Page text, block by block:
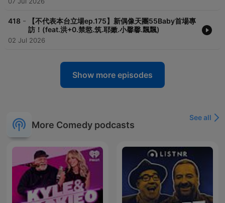
418 -
【不代表本台立場ep.175】新偶像天團55Baby首場專
訪！(feat.洪+0.禁慾.筑.耶嫩.小馨馨.飄飄)
02 Jul 2026
Show more episodes
More Comedy podcasts
See all